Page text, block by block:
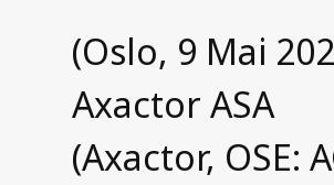
Har du mottatt et krav
Kontakt oss
Kundeportal
(Oslo, 9 Mai
Axactor ASA
(Axactor, OSE: